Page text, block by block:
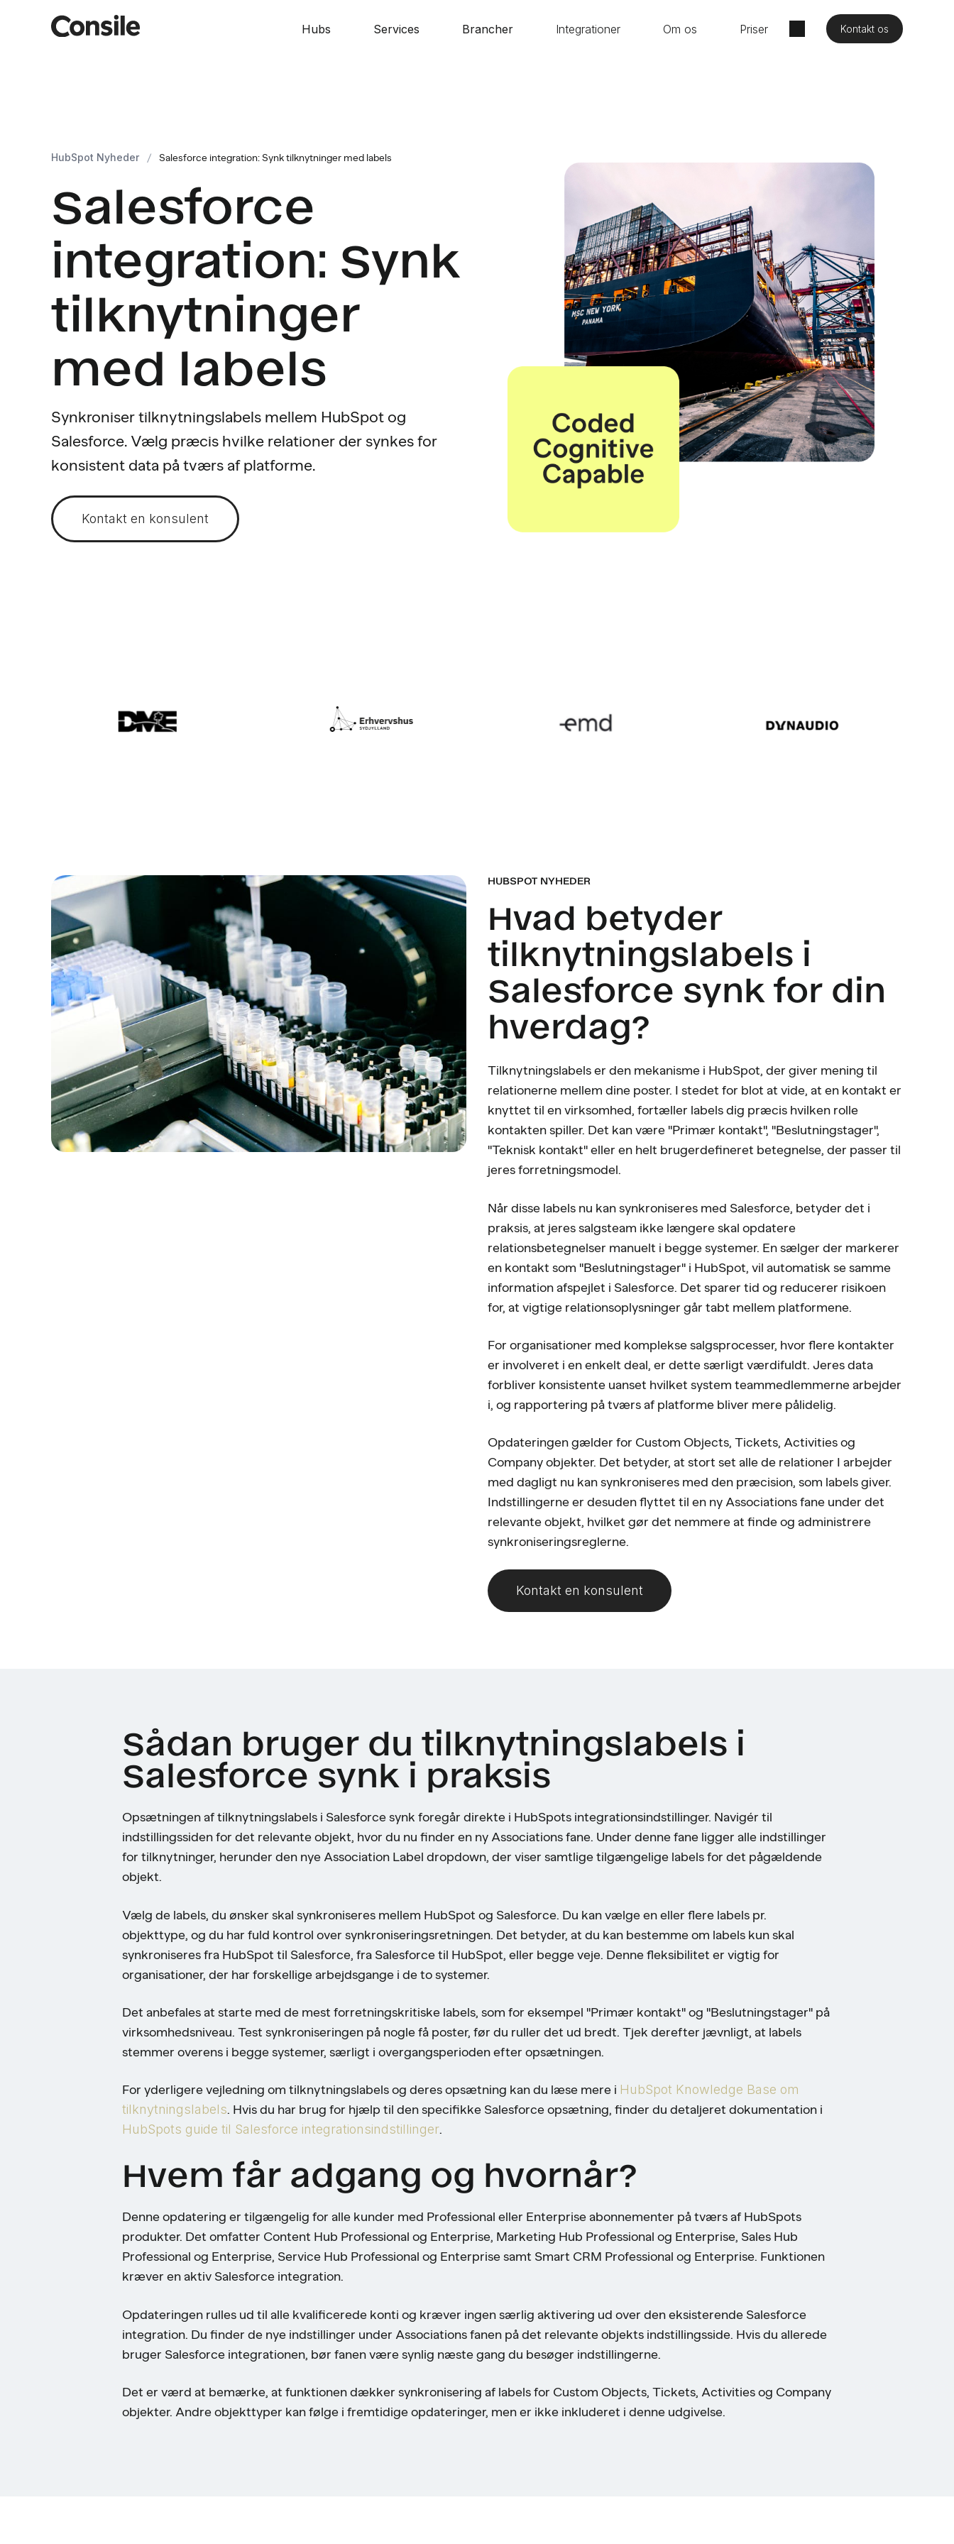
Hubs Services Brancher Integrationer Om os Priser Kontakt os
HubSpot Nyheder / Salesforce integration: Synk tilknytninger med labels
Salesforce
integration: Synk
tilknytninger
med labels
Synkroniser tilknytningslabels mellem HubSpot og
Salesforce. Vælg præcis hvilke relationer der synkes for
konsistent data på tværs af platforme.
Kontakt en konsulent
HUBSPOT NYHEDER
Hvad betyder
tilknytningslabels i
Salesforce synk for din
hverdag?
Tilknytningslabels er den mekanisme i HubSpot, der giver mening til
relationerne mellem dine poster. I stedet for blot at vide, at en kontakt er
knyttet til en virksomhed, fortæller labels dig præcis hvilken rolle
kontakten spiller. Det kan være "Primær kontakt", "Beslutningstager",
"Teknisk kontakt" eller en helt brugerdefineret betegnelse, der passer til
jeres forretningsmodel.
Når disse labels nu kan synkroniseres med Salesforce, betyder det i
praksis, at jeres salgsteam ikke længere skal opdatere
relationsbetegnelser manuelt i begge systemer. En sælger der markerer
en kontakt som "Beslutningstager" i HubSpot, vil automatisk se samme
information afspejlet i Salesforce. Det sparer tid og reducerer risikoen
for, at vigtige relationsoplysninger går tabt mellem platformene.
For organisationer med komplekse salgsprocesser, hvor flere kontakter
er involveret i en enkelt deal, er dette særligt værdifuldt. Jeres data
forbliver konsistente uanset hvilket system teammedlemmerne arbejder
i, og rapportering på tværs af platforme bliver mere pålidelig.
Opdateringen gælder for Custom Objects, Tickets, Activities og
Company objekter. Det betyder, at stort set alle de relationer I arbejder
med dagligt nu kan synkroniseres med den præcision, som labels giver.
Indstillingerne er desuden flyttet til en ny Associations fane under det
relevante objekt, hvilket gør det nemmere at finde og administrere
synkroniseringsreglerne.
Kontakt en konsulent
Sådan bruger du tilknytningslabels i
Salesforce synk i praksis
Opsætningen af tilknytningslabels i Salesforce synk foregår direkte i HubSpots integrationsindstillinger. Navigér til
indstillingssiden for det relevante objekt, hvor du nu finder en ny Associations fane. Under denne fane ligger alle indstillinger
for tilknytninger, herunder den nye Association Label dropdown, der viser samtlige tilgængelige labels for det pågældende
objekt.
Vælg de labels, du ønsker skal synkroniseres mellem HubSpot og Salesforce. Du kan vælge en eller flere labels pr.
objekttype, og du har fuld kontrol over synkroniseringsretningen. Det betyder, at du kan bestemme om labels kun skal
synkroniseres fra HubSpot til Salesforce, fra Salesforce til HubSpot, eller begge veje. Denne fleksibilitet er vigtig for
organisationer, der har forskellige arbejdsgange i de to systemer.
Det anbefales at starte med de mest forretningskritiske labels, som for eksempel "Primær kontakt" og "Beslutningstager" på
virksomhedsniveau. Test synkroniseringen på nogle få poster, før du ruller det ud bredt. Tjek derefter jævnligt, at labels
stemmer overens i begge systemer, særligt i overgangsperioden efter opsætningen.
For yderligere vejledning om tilknytningslabels og deres opsætning kan du læse mere i HubSpot Knowledge Base om
tilknytningslabels. Hvis du har brug for hjælp til den specifikke Salesforce opsætning, finder du detaljeret dokumentation i
HubSpots guide til Salesforce integrationsindstillinger.
Hvem får adgang og hvornår?
Denne opdatering er tilgængelig for alle kunder med Professional eller Enterprise abonnementer på tværs af HubSpots
produkter. Det omfatter Content Hub Professional og Enterprise, Marketing Hub Professional og Enterprise, Sales Hub
Professional og Enterprise, Service Hub Professional og Enterprise samt Smart CRM Professional og Enterprise. Funktionen
kræver en aktiv Salesforce integration.
Opdateringen rulles ud til alle kvalificerede konti og kræver ingen særlig aktivering ud over den eksisterende Salesforce
integration. Du finder de nye indstillinger under Associations fanen på det relevante objekts indstillingsside. Hvis du allerede
bruger Salesforce integrationen, bør fanen være synlig næste gang du besøger indstillingerne.
Det er værd at bemærke, at funktionen dækker synkronisering af labels for Custom Objects, Tickets, Activities og Company
objekter. Andre objekttyper kan følge i fremtidige opdateringer, men er ikke inkluderet i denne udgivelse.